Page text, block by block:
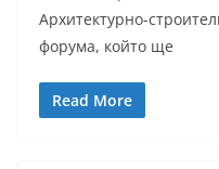
Архитектурно-
форума, който ще
Read More